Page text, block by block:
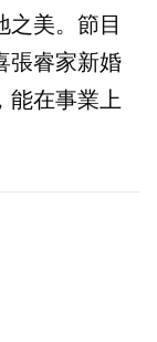
之美。節目
張睿家新婚
能在事業上